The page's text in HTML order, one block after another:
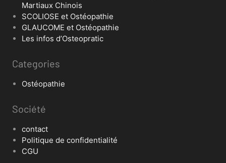
Martiaux Chinois
SCOLIOSE et Ostéopathie
GLAUCOME et Ostéopathie
Les infos d’Osteopratic
Categories
Ostéopathie
Société
contact
Politique de confidentialité
CGU